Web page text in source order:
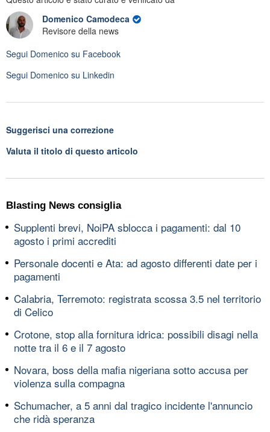
Domenico Camodeca
Revisore della news
Segui Domenico su Facebook
Segui Domenico su Linkedin
Suggerisci una correzione
Valuta il titolo di questo articolo
Blasting News consiglia
Supplenti brevi, NoiPA sblocca i pagamenti: dal 10
agosto i primi accrediti
Personale docenti e Ata: ad agosto differenti date per i
pagamenti
Calabria, Terremoto: registrata scossa 3.5 nel territorio
di Celico
Crotone, stop alla fornitura idrica: possibili disagi nella
notte tra il 6 e il 7 agosto
Novara, boss della mafia nigeriana sotto accusa per
violenza sulla compagna
Schumacher, a 5 anni dal tragico incidente l'annuncio
che ridà speranza